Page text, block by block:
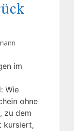
im
Wie
ohne
zu dem
kursiert,